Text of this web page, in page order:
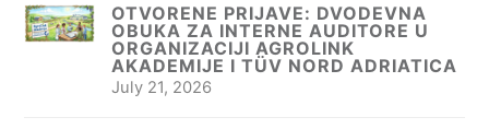
OTVORENE PRIJAVE: DVODEVNA
OBUKA ZA INTERNE AUDITORE U
ORGANIZACIJI AGROLINK
AKADEMIJE I TÜV NORD ADRIATICA
July 21, 2026